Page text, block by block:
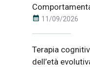
calendar_month 11/09/2026
Terapia
dell’età